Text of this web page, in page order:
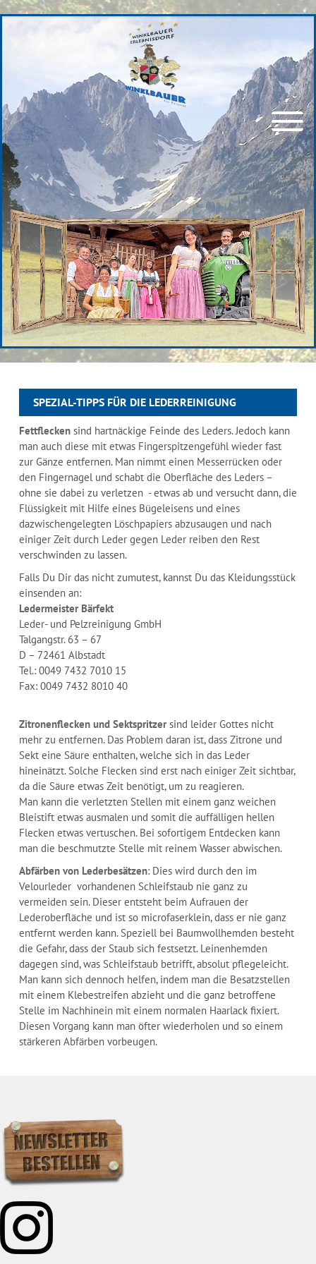
SPEZIAL-TIPPS FÜR DIE LEDERREINIGUNG
Fettflecken sind hartnäckige Feinde des Leders. Jedoch kann
man auch diese mit etwas Fingerspitzengefühl wieder fast
zur Gänze entfernen. Man nimmt einen Messerrücken oder
den Fingernagel und schabt die Oberfläche des Leders –
ohne sie dabei zu verletzen - etwas ab und versucht dann, die
Flüssigkeit mit Hilfe eines Bügeleisens und eines
dazwischengelegten Löschpapiers abzusaugen und nach
einiger Zeit durch Leder gegen Leder reiben den Rest
verschwinden zu lassen.
Falls Du Dir das nicht zumutest, kannst Du das Kleidungsstück
einsenden an:
Ledermeister Bärfekt
Leder- und Pelzreinigung GmbH
Talgangstr. 63 – 67
D – 72461 Albstadt
Tel.: 0049 7432 7010 15
Fax: 0049 7432 8010 40
Zitronenflecken und Sektspritzersind leider Gottes nicht
mehr zu entfernen. Das Problem daran ist, dass Zitrone und
Sekt eine Säure enthalten, welche sich in das Leder
hineinätzt. Solche Flecken sind erst nach einiger Zeit sichtbar,
da die Säure etwas Zeit benötigt, um zu reagieren.
Man kann die verletzten Stellen mit einem ganz weichen
Bleistift etwas ausmalen und somit die auffälligen hellen
Flecken etwas vertuschen. Bei sofortigem Entdecken kann
man die beschmutzte Stelle mit reinem Wasser abwischen.
Abfärben von Lederbesätzen: Dies wird durch den im
Velourleder vorhandenen Schleifstaub nie ganz zu
vermeiden sein. Dieser entsteht beim Aufrauen der
Lederoberfläche und ist so microfaserklein, dass er nie ganz
entfernt werden kann. Speziell bei Baumwollhemden besteht
die Gefahr, dass der Staub sich festsetzt. Leinenhemden
dagegen sind, was Schleifstaub betrifft, absolut pflegeleicht.
Man kann sich dennoch helfen, indem man die Besatzstellen
mit einem Klebestreifen abzieht und die ganz betroffene
Stelle im Nachhinein mit einem normalen Haarlack fixiert.
Diesen Vorgang kann man öfter wiederholen und so einem
stärkeren Abfärben vorbeugen.